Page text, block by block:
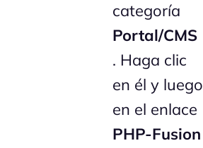
categoría
Portal/CMS
. Haga clic
en él y luego
en el enlace
PHP-Fusion